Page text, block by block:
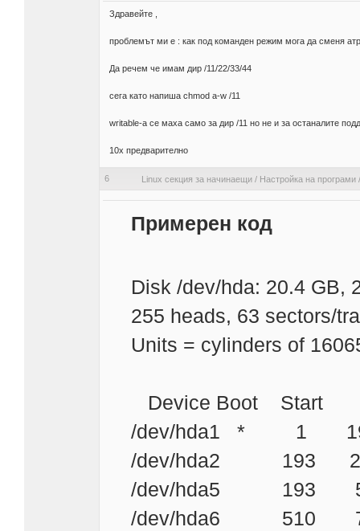
Здравейте ,
проблемът ми е : как под команден режим мога да сменя
Да речем че имам дир /11/22/33/44
сега като напиша chmod a-w /11
writable-a се маха само за дир /11 но не и за останалите
10x предварително
6 Linux секция за начинаещи / Настройка на програми
Примерен код
Disk /dev/hda: 20.4 GB,
255 heads, 63 sectors/
Units = cylinders of
Device Boot Start
/dev/hda1 * 1 192
/dev/hda2 193
/dev/hda5 193 509
/dev/hda6 510